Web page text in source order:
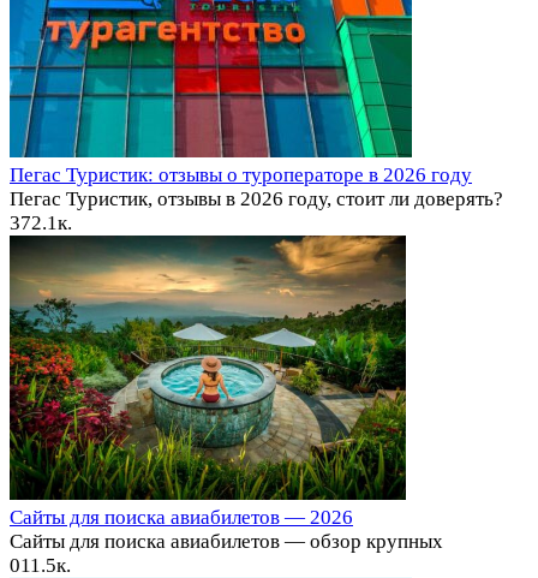
Пегас Туристик: отзывы о туроператоре в 2026 году
Пегас Туристик, отзывы в 2026 году, стоит ли доверять?
372.1к.
Сайты для поиска авиабилетов — 2026
Сайты для поиска авиабилетов — обзор крупных
011.5к.